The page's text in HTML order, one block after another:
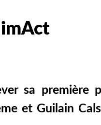
sa première
et Guilain